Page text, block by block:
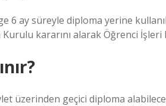
6 ay süreyle diploma yerine
kararını alarak Öğrenci İşleri
üzerinden geçici diploma